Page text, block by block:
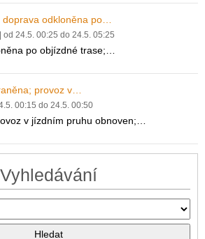
odkloněna po…
| od 24.5. 00:25 do 24.5. 05:25
po objízdné trase;…
provoz v…
00:15 do 24.5. 00:50
v jízdním pruhu obnoven;…
Vyhledávání